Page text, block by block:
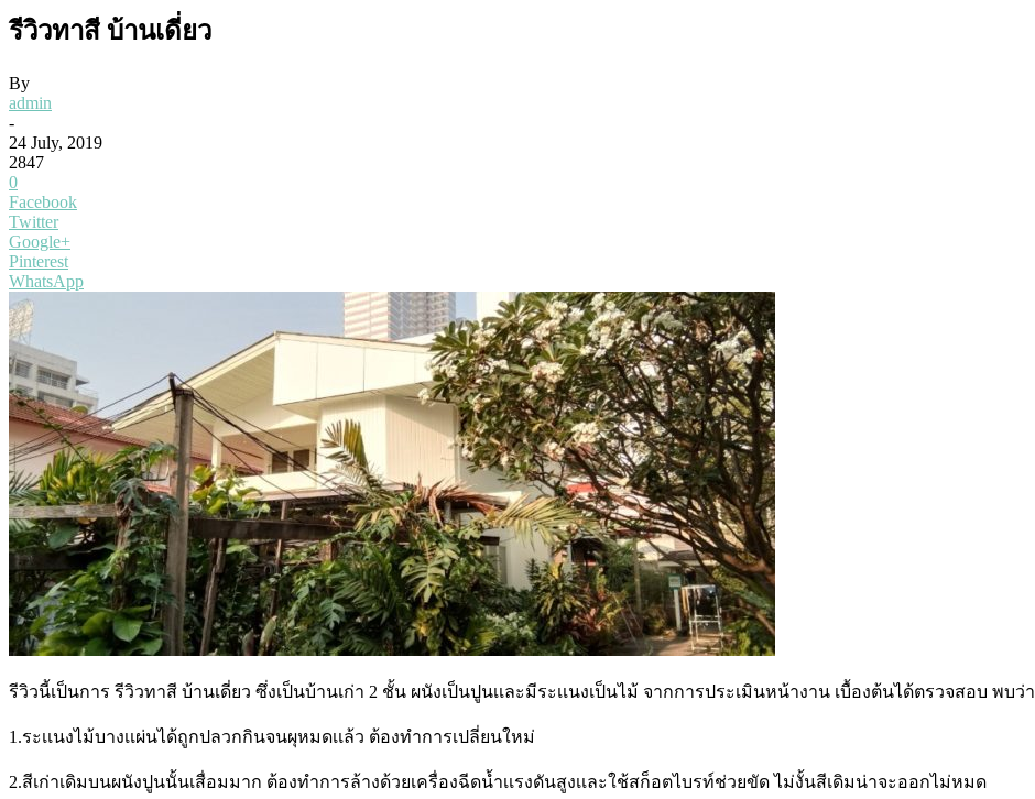
รีวิวทาสี บ้านเดี่ยว
By
admin
-
24 July, 2019
2847
0
Facebook
Twitter
Google+
Pinterest
WhatsApp
รีวิวนี้เป็นการ รีวิวทาสี บ้านเดี่ยว ซึ่งเป็นบ้านเก่า 2 ชั้น ผนังเป็นปูนเเละมีระเเนงเป็นไม้ จากการประเมินหน้างาน เบื้องต้นได้ตรวจสอบ พบว่า
1.ระเเนงไม้บางเเผ่นได้ถูกปลวกกินจนผุหมดเเล้ว ต้องทำการเปลี่ยนใหม่
2.สีเก่าเดิมบนผนังปูนนั้นเสื่อมมาก ต้องทำการล้างด้วยเครื่องฉีดน้ำเเรงดันสูงเเละใช้สก็อตไบรท์ช่วยขัด ไม่งั้นสีเดิมน่าจะออกไม่หมด